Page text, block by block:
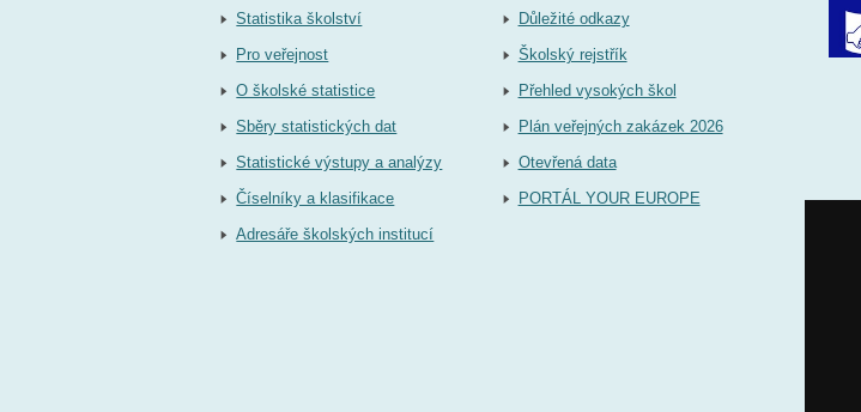
Statistika školství
Pro veřejnost
O školské statistice
Sběry statistických dat
Statistické výstupy a analýzy
Číselníky a klasifikace
Adresáře školských institucí
Důležité odkazy
Školský rejstřík
Přehled vysokých škol
Plán veřejných zakázek 2026
Otevřená data
PORTÁL YOUR EUROPE